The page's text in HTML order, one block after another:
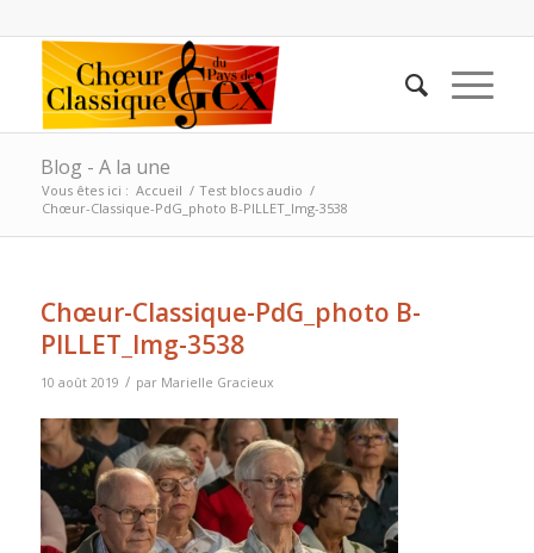
Blog - A la une
Vous êtes ici : Accueil / Test blocs audio /
Chœur-Classique-PdG_photo B-PILLET_Img-3538
Chœur-Classique-PdG_photo B-
PILLET_Img-3538
10 août 2019 / par Marielle Gracieux